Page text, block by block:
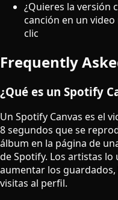
¿Quieres la versión
canción en un
clic
Frequently
¿Qué es un Spotify
Un Spotify Canvas es el
8 segundos que se
álbum en la página de
de Spotify. Los artistas
aumentar los guardados,
visitas al perfil.